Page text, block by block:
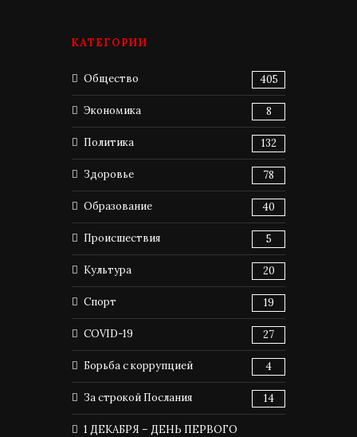
КАТЕГОРИИ
Общество 405
Экономика 8
Политика 132
Здоровье 78
Образование 40
Происшествия 5
Культура 20
Спорт 19
COVID-19 27
Борьба с коррупцией 4
За строкой Послания 14
1 ДЕКАБРЯ – ДЕНЬ ПЕРВОГО